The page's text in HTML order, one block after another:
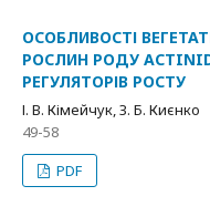
ОСОБЛИВОСТІ
РОСЛИН РОДУ
РЕГУЛЯТОРІВ РОСТУ
І. В. Кімейчук, З. Б. Києнко
49-58
PDF